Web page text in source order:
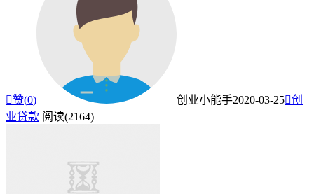
赞(0) 创业小能手2020-03-25创
业贷款 阅读(2164)